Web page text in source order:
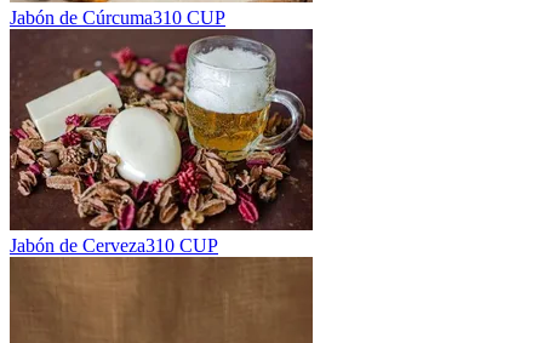
Jabón de Cúrcuma310 CUP
Jabón de Cerveza310 CUP